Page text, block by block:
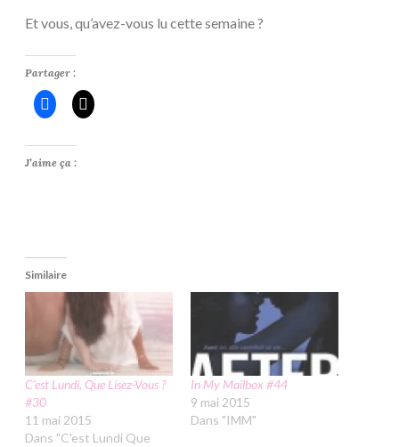
Et vous, qu’avez-vous lu cette semaine ?
Partager :
J’aime ça :
Similaire
C’est Lundi, Que Lisez-Vous ?
#30
11 mai 2015
Dans "C'est Lundi Que
In My Mailbox #44
9 mai 2015
Dans "IMM"